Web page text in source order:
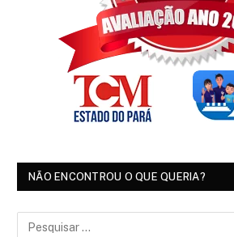
NÃO ENCONTROU O QUE QUERIA?